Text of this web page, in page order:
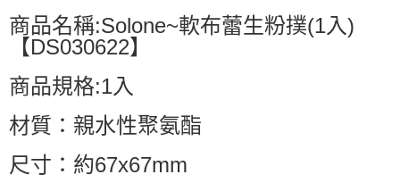
商品名稱:Solone~軟布蕾生粉撲(1入)
【DS030622】
商品規格:1入
材質：親水性聚氨酯
尺寸：約67x67mm